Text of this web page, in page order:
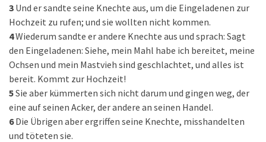
3 Und er sandte seine Knechte aus, um die Eingeladenen zur
Hochzeit zu rufen; und sie wollten nicht kommen.
4Wiederum sandte er andere Knechte aus und sprach: Sagt
den Eingeladenen: Siehe, mein Mahl habe ich bereitet, meine
Ochsen und mein Mastvieh sind geschlachtet, und alles ist
bereit. Kommt zur Hochzeit!
5Sie aber kümmerten sich nicht darum und gingen weg, der
eine auf seinen Acker, der andere an seinen Handel.
6 Die Übrigen aber ergriffen seine Knechte, misshandelten
und töteten sie.